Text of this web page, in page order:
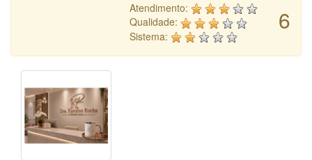
6
Atendimento:
Qualidade:
Sistema: